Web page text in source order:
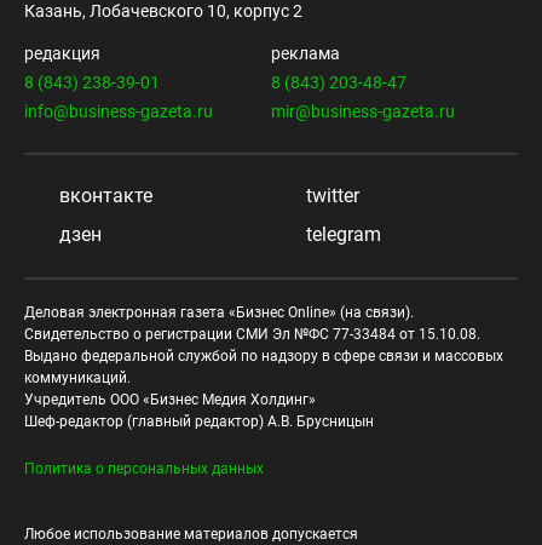
Казань, Лобачевского 10, корпус 2
редакция
8 (843) 238-39-01
info@business-gazeta.ru
реклама
8 (843) 203-48-47
mir@business-gazeta.ru
вконтакте
twitter
дзен
telegram
Деловая электронная газета «Бизнес Online» (на связи).
Свидетельство о регистрации СМИ Эл №ФС 77-33484 от 15.10.08.
Выдано федеральной службой по надзору в сфере связи и массовых
коммуникаций.
Учредитель ООО «Бизнес Медия Холдинг»
Шеф-редактор (главный редактор) А.В. Брусницын
Политика о персональных данных
Любое использование материалов допускается